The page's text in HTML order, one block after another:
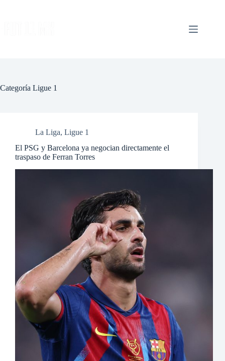
Categoría Ligue 1
La Liga, Ligue 1
El PSG y Barcelona ya negocian directamente el
traspaso de Ferran Torres